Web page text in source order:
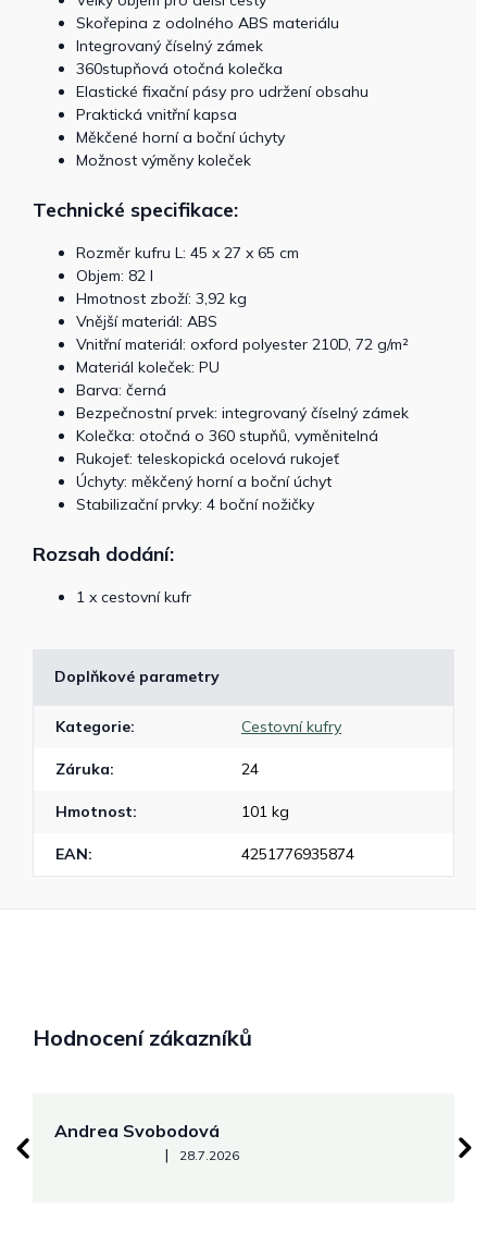
Skořepina z odolného ABS materiálu
Integrovaný číselný zámek
360stupňová otočná kolečka
Elastické fixační pásy pro udržení obsahu
Praktická vnitřní kapsa
Měkčené horní a boční úchyty
Možnost výměny koleček
Technické specifikace:
Rozměr kufru L: 45 x 27 x 65 cm
Objem: 82 l
Hmotnost zboží: 3,92 kg
Vnější materiál: ABS
Vnitřní materiál: oxford polyester 210D, 72 g/m²
Materiál koleček: PU
Barva: černá
Bezpečnostní prvek: integrovaný číselný zámek
Kolečka: otočná o 360 stupňů, vyměnitelná
Rukojeť: teleskopická ocelová rukojeť
Úchyty: měkčený horní a boční úchyt
Stabilizační prvky: 4 boční nožičky
Rozsah dodání:
1 x cestovní kufr
Doplňkové parametry
Kategorie: Cestovní kufry
Záruka: 24
Hmotnost: 101 kg
EAN: 4251776935874
Hodnocení zákazníků
Andrea Svobodová
Hodnocení obchodu je 5 z 5 hvězdiček.
| 28.7.2026